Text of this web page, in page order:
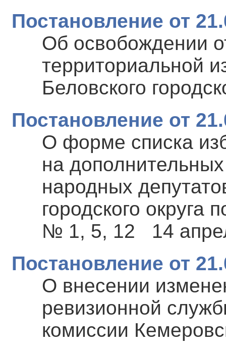
Постановление от
Об освобождении
территориальной
Беловского
Постановление от
О форме списка
на
народных
городского
№ 1, 5, 12 14
Постановление от
О внесении
ревизионной
комиссии